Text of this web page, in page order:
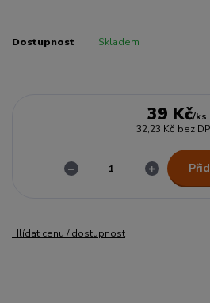
Dostupnost Skladem
39 Kč/ks
32,23 Kč bez
Hlídat cenu / dostupnost